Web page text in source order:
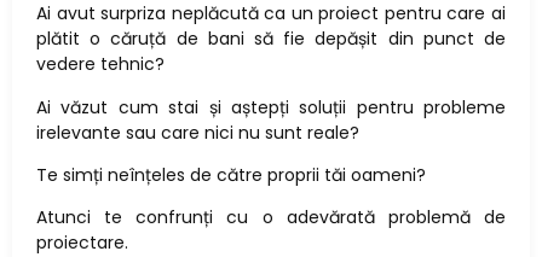
Ai avut surpriza neplăcută ca un proiect pentru care ai
plătit o căruță de bani să fie depășit din punct de
vedere tehnic?
Ai văzut cum stai și aștepți soluții pentru probleme
irelevante sau care nici nu sunt reale?
Te simți neînțeles de către proprii tăi oameni?
Atunci te confrunți cu o adevărată problemă de
proiectare.